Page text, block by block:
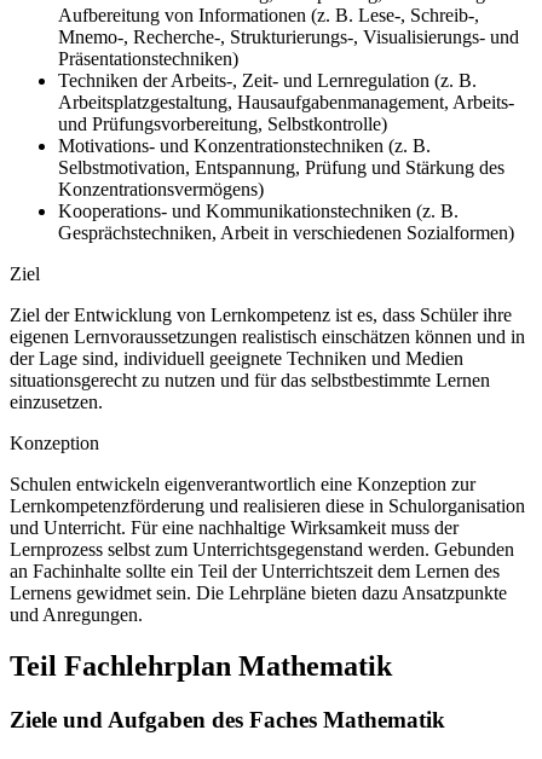
Aufbereitung von Informationen (z. B. Lese-, Schreib-,
Mnemo-, Recherche-, Strukturierungs-, Visualisierungs- und
Präsentationstechniken)
Techniken der Arbeits-, Zeit- und Lernregulation (z. B.
Arbeitsplatzgestaltung, Hausaufgabenmanagement, Arbeits-
und Prüfungsvorbereitung, Selbstkontrolle)
Motivations- und Konzentrationstechniken (z. B.
Selbstmotivation, Entspannung, Prüfung und Stärkung des
Konzentrationsvermögens)
Kooperations- und Kommunikationstechniken (z. B.
Gesprächstechniken, Arbeit in verschiedenen Sozialformen)
Ziel
Ziel der Entwicklung von Lernkompetenz ist es, dass Schüler ihre
eigenen Lernvoraussetzungen realistisch einschätzen können und in
der Lage sind, individuell geeignete Techniken und Medien
situationsgerecht zu nutzen und für das selbstbestimmte Lernen
einzusetzen.
Konzeption
Schulen entwickeln eigenverantwortlich eine Konzeption zur
Lernkompetenzförderung und realisieren diese in Schulorganisation
und Unterricht. Für eine nachhaltige Wirksamkeit muss der
Lernprozess selbst zum Unterrichtsgegenstand werden. Gebunden
an Fachinhalte sollte ein Teil der Unterrichtszeit dem Lernen des
Lernens gewidmet sein. Die Lehrpläne bieten dazu Ansatzpunkte
und Anregungen.
Teil Fachlehrplan Mathematik
Ziele und Aufgaben des Faches Mathematik